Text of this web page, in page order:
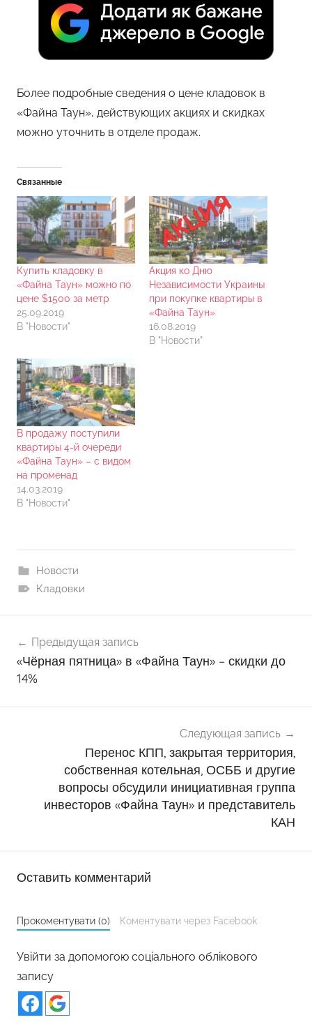
Более подробные сведения о цене кладовок в
«Файна Таун», действующих акциях и скидках
можно уточнить в отделе продаж.
Связанные
Купить кладовку в
«Файна Таун» можно по
цене $1500 за метр
25.09.2019
В "Новости"
Акция ко Дню
Независимости Украины
при покупке квартиры в
«Файна Таун»
16.08.2019
В "Новости"
В продажу поступили
квартиры 4-й очереди
«Файна Таун» – с видом
на променад
14.03.2019
В "Новости"
Новости
Кладовки
по
записям
Предыдущая запись
«Чёрная пятница» в «Файна Таун» – скидки до
14%
Следующая запись
Перенос КПП, закрытая территория,
собственная котельная, ОСББ и другие
вопросы обсудили инициативная группа
инвесторов «Файна Таун» и представитель
КАН
Оставить комментарий
Прокоментувати (0) Коментувати через Facebook
Увійти за допомогою соціального облікового
запису